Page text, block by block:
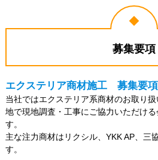
募集要項
エクステリア商材施工 募集要
当社ではエクステリア系商材のお取り
地で現地調査・工事にご協力いただけ
す。
主な注力商材はリクシル、YKK AP、三
す。